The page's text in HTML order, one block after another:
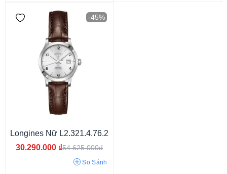
Thời trang
-45%
Longines Nữ L2.321.4.76.2
30.290.000 ₫54.625.000đ
So Sánh